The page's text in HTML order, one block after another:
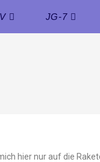
JG-7
hier nur auf die